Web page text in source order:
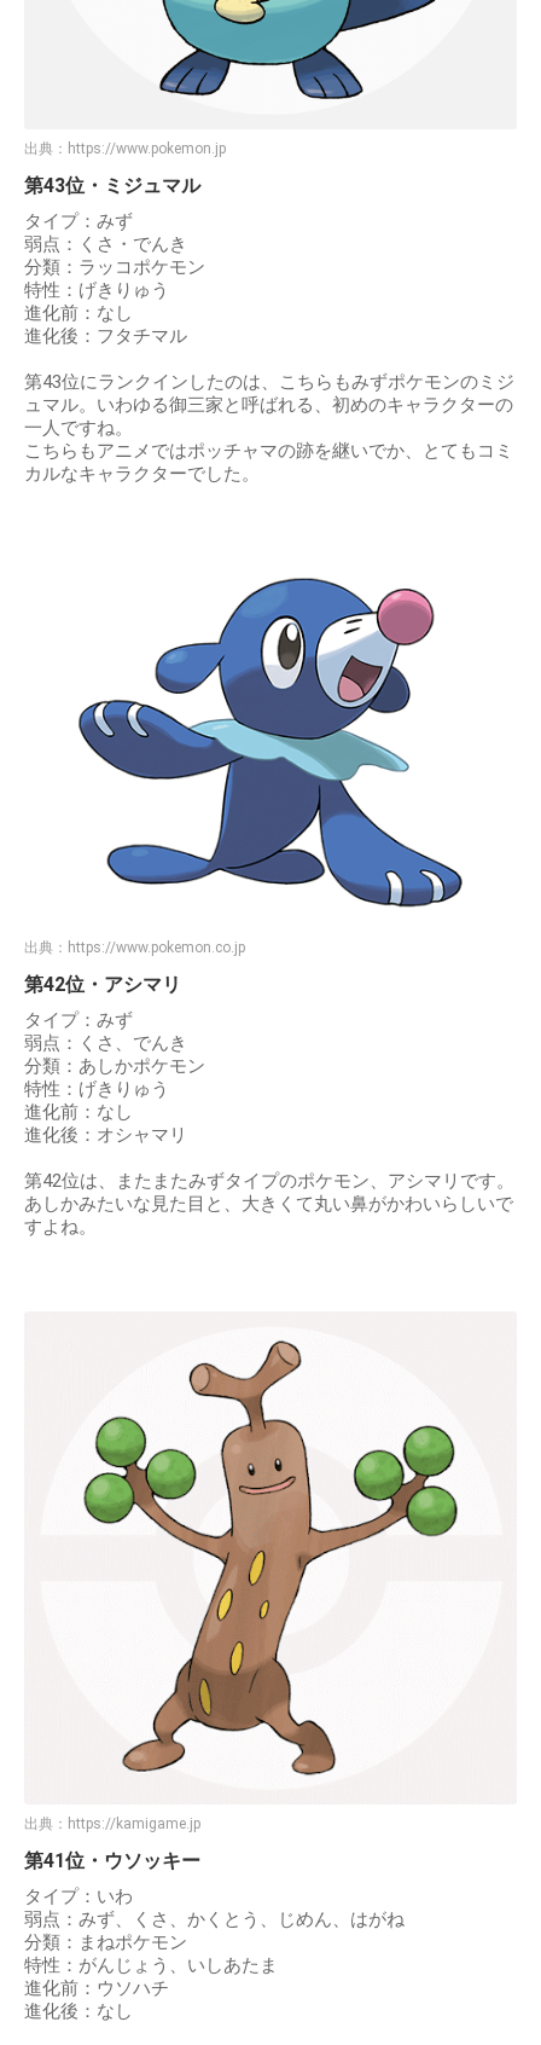
出典： https://www.pokemon.jp
第43位・ミジュマル
タイプ：みず
弱点：くさ・でんき
分類：ラッコポケモン
特性：げきりゅう
進化前：なし
進化後：フタチマル
第43位にランクインしたのは、こちらもみずポケモンのミジ
ュマル。いわゆる御三家と呼ばれる、初めのキャラクターの
一人ですね。
こちらもアニメではポッチャマの跡を継いでか、とてもコミ
カルなキャラクターでした。
出典： https://www.pokemon.co.jp
第42位・アシマリ
タイプ：みず
弱点：くさ、でんき
分類：あしかポケモン
特性：げきりゅう
進化前：なし
進化後：オシャマリ
第42位は、またまたみずタイプのポケモン、アシマリです。
あしかみたいな見た目と、大きくて丸い鼻がかわいらしいで
すよね。
出典： https://kamigame.jp
第41位・ウソッキー
タイプ：いわ
弱点：みず、くさ、かくとう、じめん、はがね
分類：まねポケモン
特性：がんじょう、いしあたま
進化前：ウソハチ
進化後：なし